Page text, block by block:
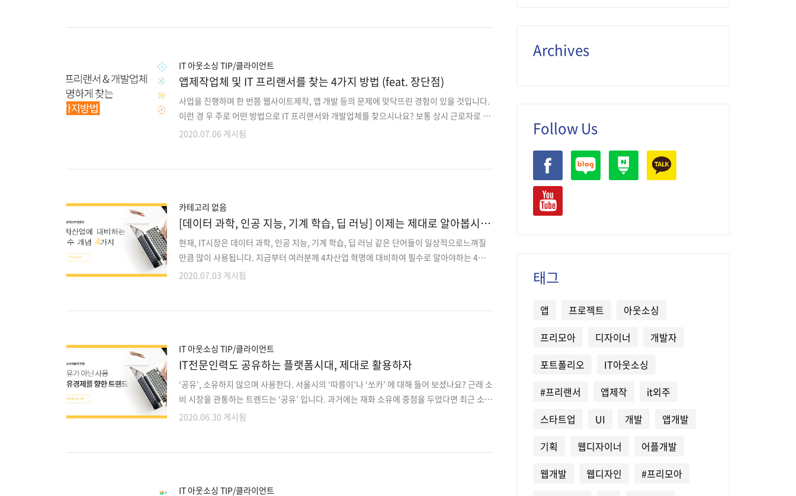
한후에는 아웃소싱 기업과 계약을 맺을 수 있습니다. 하지만 모든 모델들이..
IT 아웃소싱 TIP/클라이언트
앱제작업체 및 IT 프리랜서를 찾는 4가지 방법 (feat. 장단점)
사업을 진행하며 한 번쯤 웹사이트제작, 앱 개발 등의 문제에 맞닥뜨린 경험이 있을 것입니다.
이런 경 우 주로 어떤 방법으로 IT 프리랜서와 개발업체를 찾으시나요? 보통 상시 근로자로 IT
인력이 회사에서 일하고 있을 수도 있겠지만, 대부분 프리랜서나 IT 개발업체 아웃소싱으로 업
가장 좋다는 100%정답이라는 것이 없습니다. 반드시 어떤 방..
2020.07.06 게시됨
카테고리 없음
[데이터 과학, 인공 지능, 기계 학습, 딥 러닝] 이제는 제대로 알아봅시
다!
현재, IT시장은 데이터 과학, 인공 지능, 기계 학습, 딥 러닝 같은 단어들이 일상적으로느껴질
만큼 많이 사용됩니다. 지금부터 여러분께 4차산업 혁명에 대비하여 필수로 알아야하는 4가
지 중요 기술에 대한 이야기를 해드리려 하니 꼭 끝까지 읽어 주시면 많은 도움이 되실 것입니
학을 통해 기존에는 몰랐던 새로운 패턴을 발견할 수 있기도 합니다. 예를..
2020.07.03 게시됨
IT 아웃소싱 TIP/클라이언트
IT전문인력도 공유하는 플랫폼시대, 제대로 활용하자
‘공유’, 소유하지 않으며 사용한다. 서울시의 ‘따릉이’나 ‘쏘카’ 에 대해 들어 보셨나요? 근래 소
비 시장을 관통하는 트렌드는 ‘공유’ 입니다. 과거에는 재화 소유에 중점을 두었다면 최근 소비
자는 소유보다는 공유를 통한 합리적 비용 책정을 하거나 필요할 때만 서비스나 제품을 이용하
2025년에는 전체 거래의 50%가 공유경제로 이루어질 것..
2020.06.30 게시됨
IT 아웃소싱 TIP/클라이언트
Archives
Follow Us
태그
앱 프로젝트
아웃소싱
프리모아
디자이너
개발자
포트폴리오
IT아웃소싱
#프리랜서
앱제작
it외주
스타트업
UI 개발
앱개발
기획
웹디자이너
어플개발
웹개발
웹디자인
#프리모아